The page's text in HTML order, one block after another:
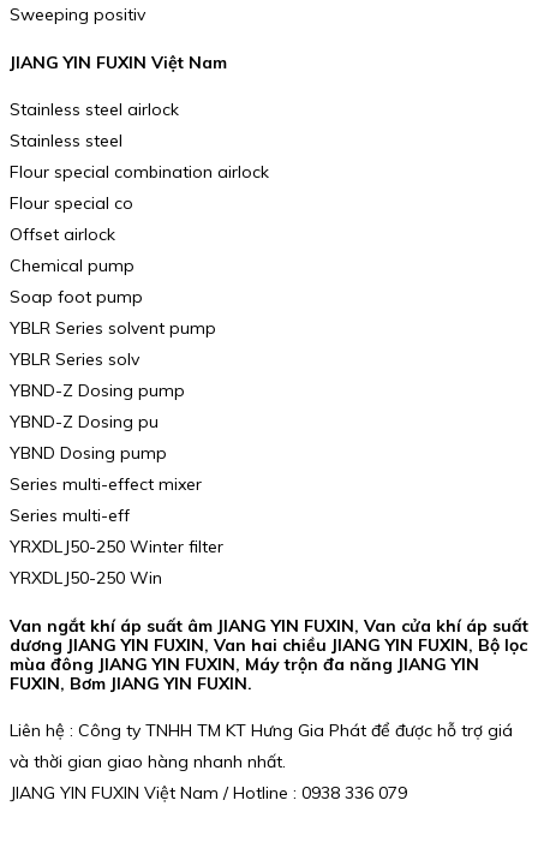
Sweeping positiv
JIANG YIN FUXIN Việt Nam
Stainless steel airlock
Stainless steel
Flour special combination airlock
Flour special co
Offset airlock
Chemical pump
Soap foot pump
YBLR Series solvent pump
YBLR Series solv
YBND-Z Dosing pump
YBND-Z Dosing pu
YBND Dosing pump
Series multi-effect mixer
Series multi-eff
YRXDLJ50-250 Winter filter
YRXDLJ50-250 Win
Van ngắt khí áp suất âm JIANG YIN FUXIN, Van cửa khí áp suất
dương JIANG YIN FUXIN, Van hai chiều JIANG YIN FUXIN, Bộ lọc
mùa đông JIANG YIN FUXIN, Máy trộn đa năng JIANG YIN
FUXIN, Bơm JIANG YIN FUXIN.
Liên hệ : Công ty TNHH TM KT Hưng Gia Phát để được hỗ trợ giá
và thời gian giao hàng nhanh nhất.
JIANG YIN FUXIN Việt Nam / Hotline : 0938 336 079